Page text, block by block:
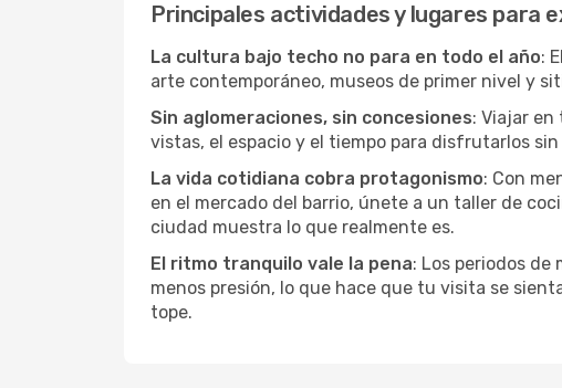
Principales actividades y lugares para
La cultura bajo techo no para en todo el año:
arte contemporáneo, museos de primer nivel y
Sin aglomeraciones, sin concesiones: Viajar en
vistas, el espacio y el tiempo para disfrutarlos sin
La vida cotidiana cobra protagonismo: Con
en el mercado del barrio, únete a un taller de
ciudad muestra lo que realmente es.
El ritmo tranquilo vale la pena: Los periodos de
menos presión, lo que hace que tu visita se
tope.